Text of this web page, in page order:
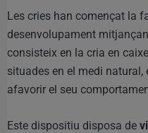
Les cries han començat la
desenvolupament
consisteix en la cria en
situades en el medi
afavorir el seu
Este dispositiu disposa de